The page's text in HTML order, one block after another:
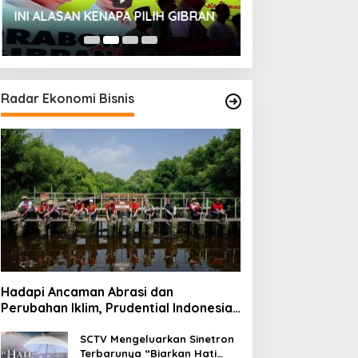
INI ALASAN KENAPA PILIH GIBRAN
Radar Ekonomi Bisnis
Hadapi Ancaman Abrasi dan
Perubahan Iklim, Prudential Indonesia
Jakarta
SCTV Mengeluarkan Sinetron
Terbarunya “Biarkan Hati